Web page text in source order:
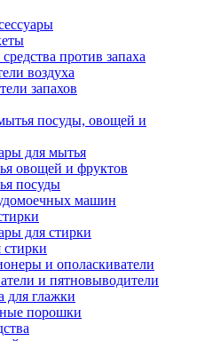
против запаха
воздуха
запахов
посуды, овощей и
для мытья
овощей и фруктов
посуды
машин
для стирки
стирки
и ополаскиватели
и пятновыводители
для глажки
порошки